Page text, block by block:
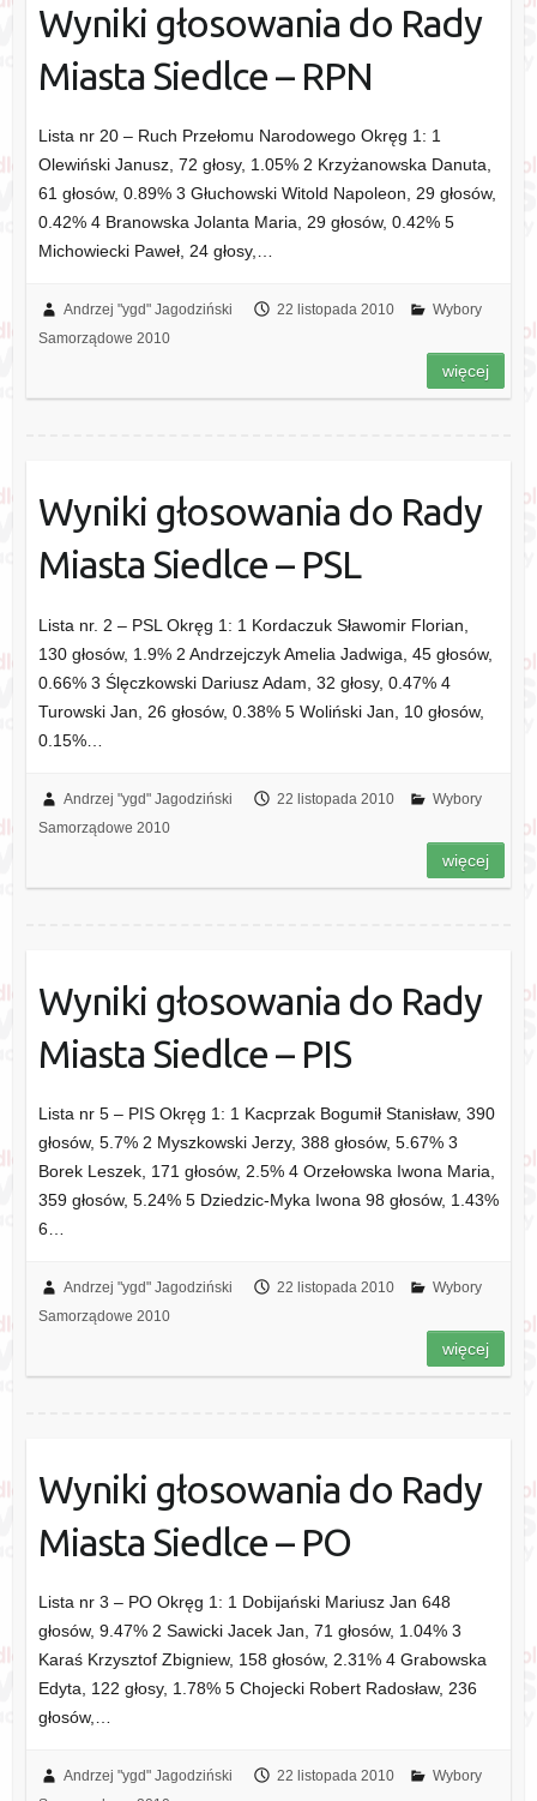
Wyniki głosowania do Rady
Miasta Siedlce – RPN
Lista nr 20 – Ruch Przełomu Narodowego Okręg 1: 1
Olewiński Janusz, 72 głosy, 1.05% 2 Krzyżanowska Danuta,
61 głosów, 0.89% 3 Głuchowski Witold Napoleon, 29 głosów,
0.42% 4 Branowska Jolanta Maria, 29 głosów, 0.42% 5
Michowiecki Paweł, 24 głosy,…
Andrzej "ygd" Jagodziński 22 listopada 2010
Wybory
Samorządowe 2010
więcej
Wyniki głosowania do Rady
Miasta Siedlce – PSL
Lista nr. 2 – PSL Okręg 1: 1 Kordaczuk Sławomir Florian,
130 głosów, 1.9% 2 Andrzejczyk Amelia Jadwiga, 45 głosów,
0.66% 3 Ślęczkowski Dariusz Adam, 32 głosy, 0.47% 4
Turowski Jan, 26 głosów, 0.38% 5 Woliński Jan, 10 głosów,
0.15%…
Andrzej "ygd" Jagodziński 22 listopada 2010
Wybory
Samorządowe 2010
więcej
Wyniki głosowania do Rady
Miasta Siedlce – PIS
Lista nr 5 – PIS Okręg 1: 1 Kacprzak Bogumił Stanisław, 390
głosów, 5.7% 2 Myszkowski Jerzy, 388 głosów, 5.67% 3
Borek Leszek, 171 głosów, 2.5% 4 Orzełowska Iwona Maria,
359 głosów, 5.24% 5 Dziedzic-Myka Iwona 98 głosów, 1.43%
6…
Andrzej "ygd" Jagodziński 22 listopada 2010
Wybory
Samorządowe 2010
więcej
Wyniki głosowania do Rady
Miasta Siedlce – PO
Lista nr 3 – PO Okręg 1: 1 Dobijański Mariusz Jan 648
głosów, 9.47% 2 Sawicki Jacek Jan, 71 głosów, 1.04% 3
Karaś Krzysztof Zbigniew, 158 głosów, 2.31% 4 Grabowska
Edyta, 122 głosy, 1.78% 5 Chojecki Robert Radosław, 236
głosów,…
Andrzej "ygd" Jagodziński 22 listopada 2010
Wybory